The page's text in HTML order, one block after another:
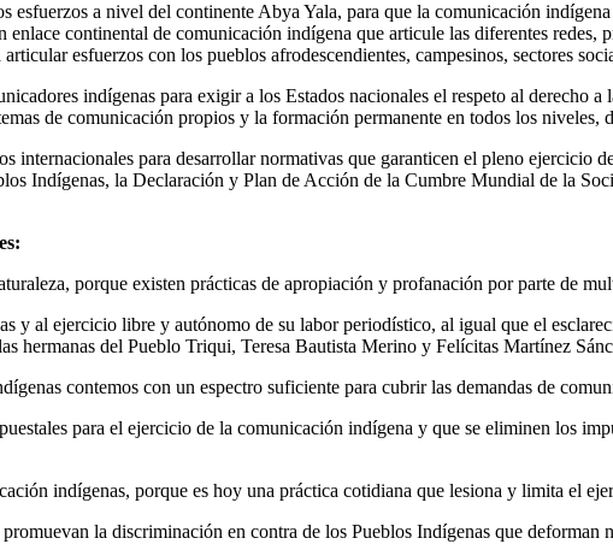
a nivel del continente Abya Yala, para que la comunicación
continental de comunicación indígena que articule las diferentes redes,
esfuerzos con los pueblos afrodescendientes, campesinos, sectores
indígenas para exigir a los Estados nacionales el respeto al derecho
de comunicación propios y la formación permanente en todos los niveles,
internacionales para desarrollar normativas que garanticen el pleno ejercicio
Indígenas, la Declaración y Plan de Acción de la Cumbre Mundial de la
porque existen prácticas de apropiación y profanación por parte de
y al ejercicio libre y autónomo de su labor periodístico, al igual que el
hermanas del Pueblo Triqui, Teresa Bautista Merino y Felícitas Martínez
contemos con un espectro suficiente para cubrir las demandas de
para el ejercicio de la comunicación indígena y que se eliminen los
indígenas, porque es hoy una práctica cotidiana que lesiona y limita el
la discriminación en contra de los Pueblos Indígenas que deforman